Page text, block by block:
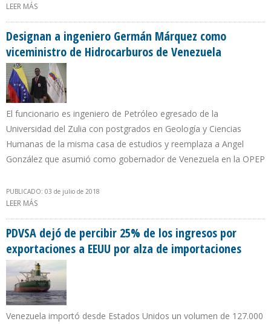
LEER MÁS
Designan a ingeniero Germán Márquez como
viceministro de Hidrocarburos de Venezuela
El funcionario es ingeniero de Petróleo egresado de la
Universidad del Zulia con postgrados en Geología y Ciencias
Humanas de la misma casa de estudios y reemplaza a Angel
González que asumió como gobernador de Venezuela en la OPEP
PUBLICADO: 03 de julio de 2018
LEER MÁS
PDVSA dejó de percibir 25% de los ingresos por
exportaciones a EEUU por alza de importaciones
Venezuela importó desde Estados Unidos un volumen de 127.000